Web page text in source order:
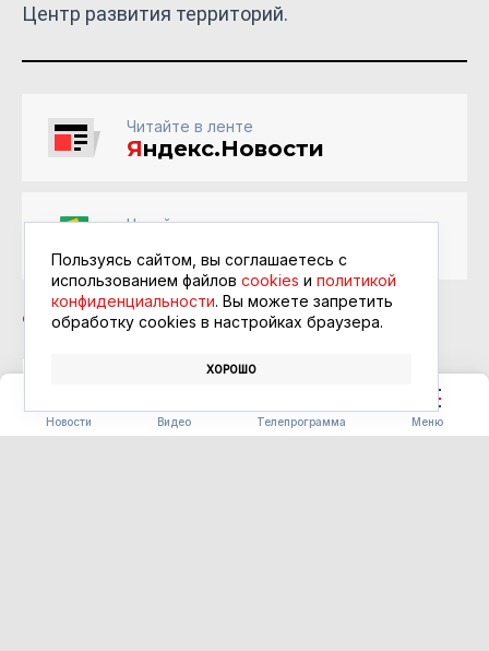
Новости Видео Телепрограмма Меню
Центр развития территорий.
Читайте в ленте
Яндекс.Новости
Читайте в ленте
Google Новости
Пользуясь сайтом, вы соглашаетесь с
использованием файлов cookies и политикой
конфиденциальности. Вы можете запретить
обработку сookies в настройках браузера.
ХОРОШО